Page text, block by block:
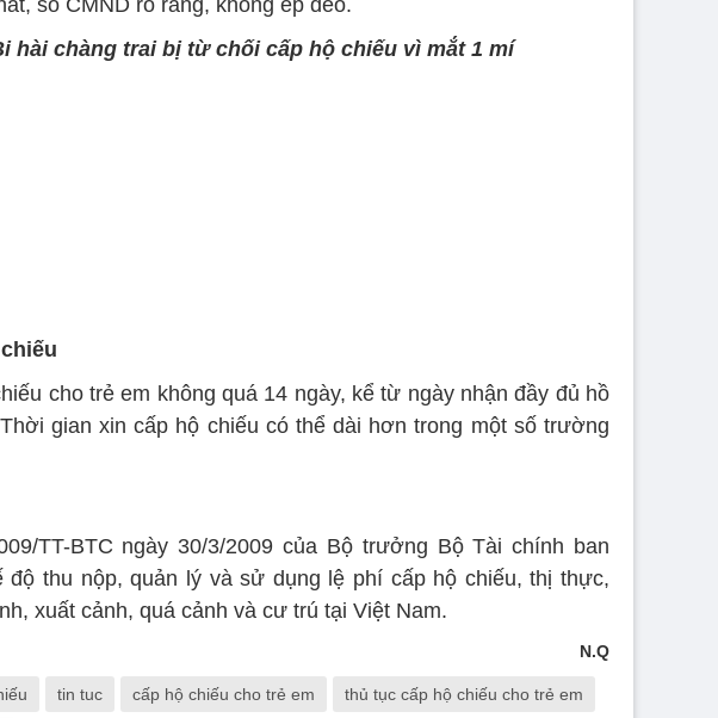
số CMND rõ rang, không ép dẻo.
hài chàng trai bị từ chối cấp hộ chiếu vì mắt 1 mí
cho trẻ em không quá 14 ngày, kể từ ngày nhận đầy đủ hồ
gian xin cấp hộ chiếu có thể dài hơn trong một số trường
TT-BTC ngày 30/3/2009 của Bộ trưởng Bộ Tài chính ban
độ thu nộp, quản lý và sử dụng lệ phí cấp hộ chiếu, thị thực,
xuất cảnh, quá cảnh và cư trú tại Việt Nam.
N.Q
tin tuc cấp hộ chiếu cho trẻ em thủ tục cấp hộ chiếu cho trẻ em